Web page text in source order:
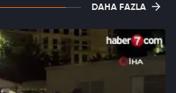
DAHA FAZLA